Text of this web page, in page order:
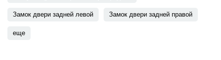
Замок двери задней левой Замок двери задней правой
еще